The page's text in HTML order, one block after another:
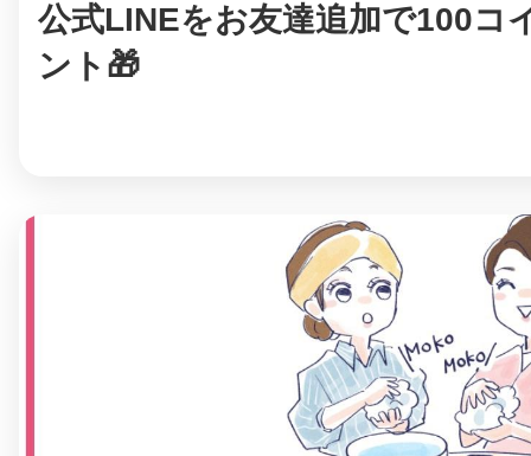
公式LINEをお友達追加で100コ
ント🎁
©︎ KAYAC Inc. All